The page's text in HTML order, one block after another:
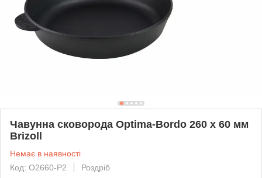
Чавунна сковорода Optima-Bordo 260 х 60 мм
Brizoll
Немає в наявності
Код: O2660-P2
Роздріб